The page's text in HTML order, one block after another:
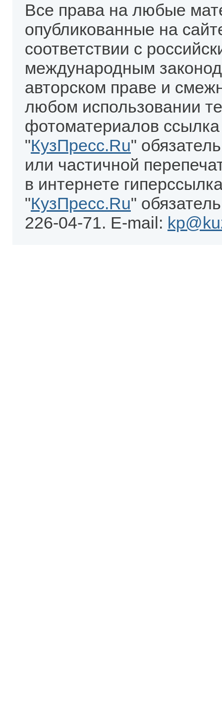
Все права на любые
опубликованные на
соответствии с
международным
авторском праве и
любом использовании
фотоматериалов
"КузПресс.Ru"
или частичной
в интернете
"КузПресс.Ru"
226-04-71. E-mail: